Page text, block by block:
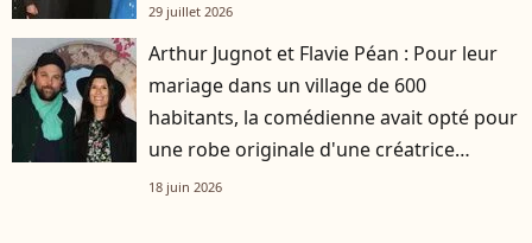
29 juillet 2026
Arthur Jugnot et Flavie Péan : Pour leur
mariage dans un village de 600
habitants, la comédienne avait opté pour
une robe originale d'une créatrice
française
18 juin 2026